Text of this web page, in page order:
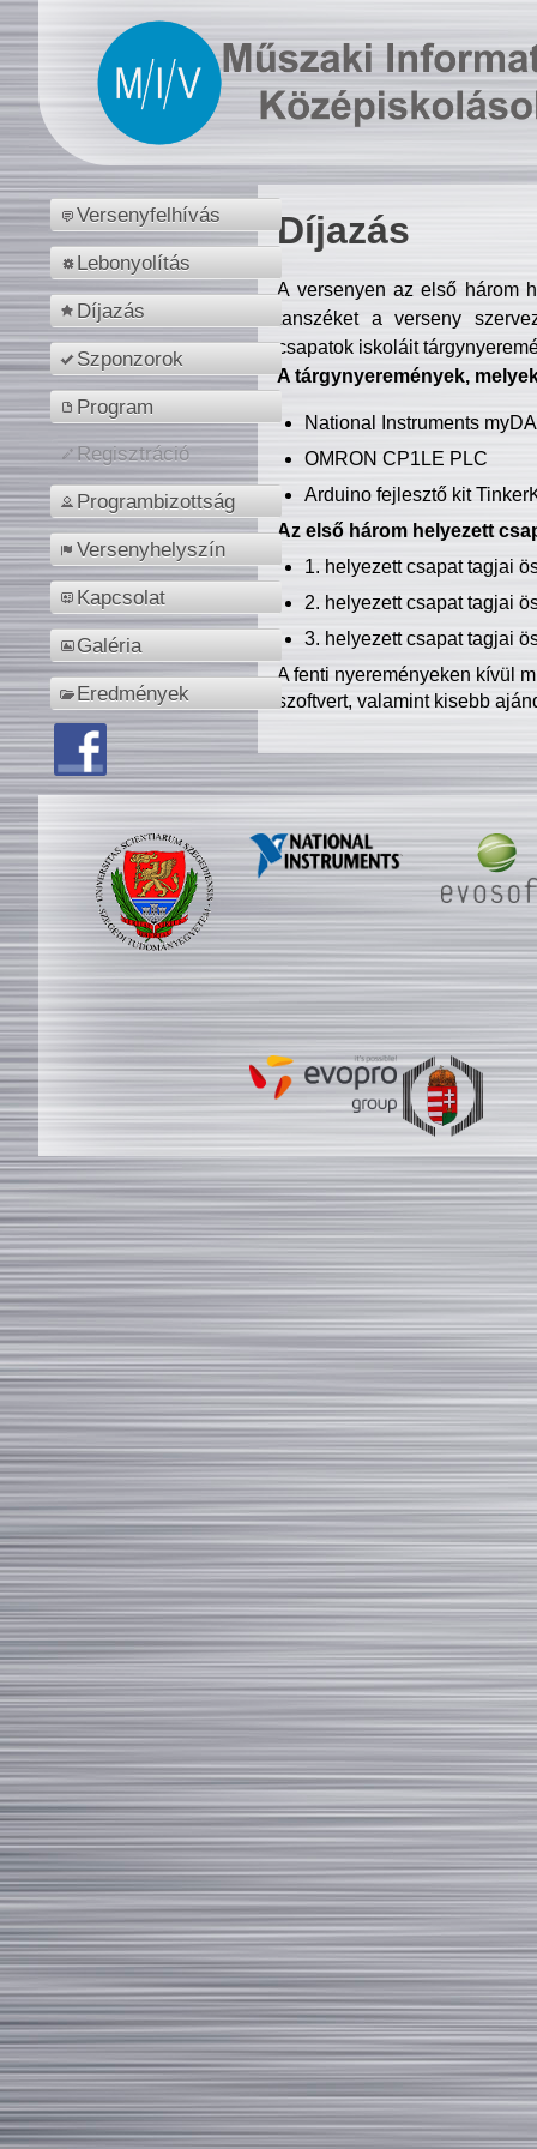
Versenyfelhívás
Lebonyolítás
Díjazás
Szponzorok
Program
Regisztráció
Programbizottság
Versenyhelyszín
Kapcsolat
Galéria
Eredmények
Díjazás
A versenyen az első három
tanszéket a verseny
csapatok iskoláit
A tárgynyeremények,
National Instruments
OMRON CP1LE PLC
Arduino fejlesztő kit
Az első három helyezett
1. helyezett csapat tagjai
2. helyezett csapat tagjai
3. helyezett csapat tagjai
A fenti nyereményeken kívül
szoftvert, valamint kisebb